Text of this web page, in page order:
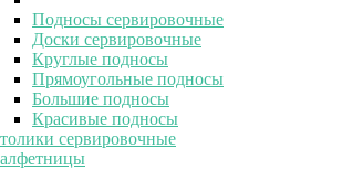
Подносы сервировочные
Доски сервировочные
Круглые подносы
Прямоугольные подносы
Большие подносы
Красивые подносы
сервировочные